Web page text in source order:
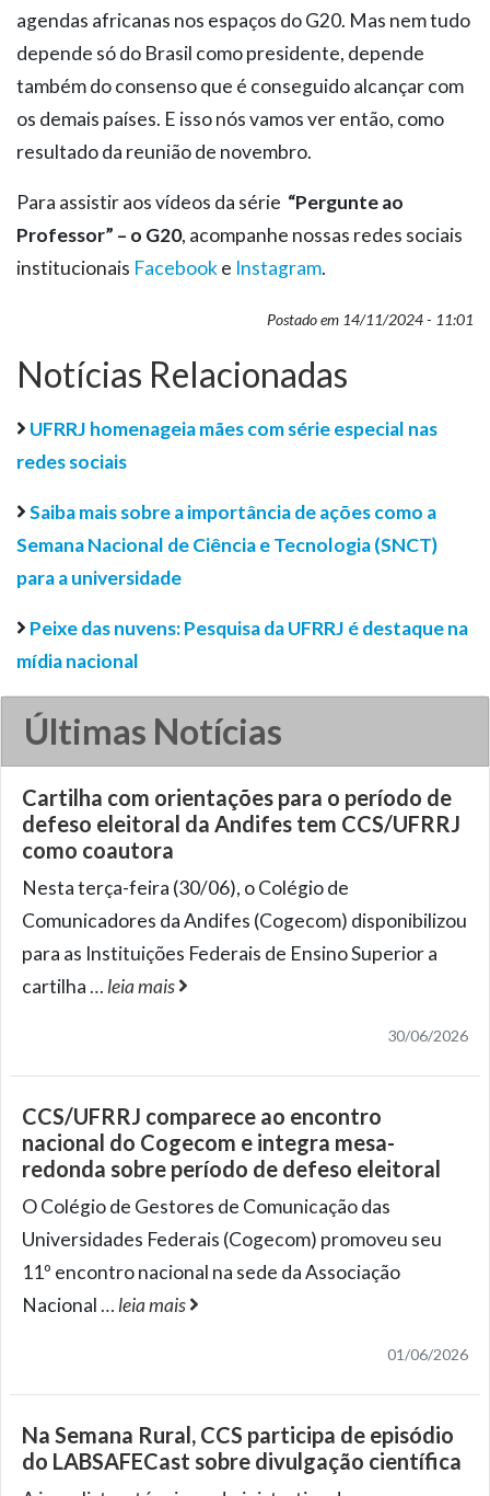
agendas africanas nos espaços do G20. Mas nem tudo
depende só do Brasil como presidente, depende
também do consenso que é conseguido alcançar com
os demais países. E isso nós vamos ver então, como
resultado da reunião de novembro.
Para assistir aos vídeos da série “Pergunte ao
Professor” – o G20, acompanhe nossas redes sociais
institucionais Facebooke Instagram.
Postado em 14/11/2024 - 11:01
Notícias Relacionadas
UFRRJ homenageia mães com série especial nas
redes sociais
Saiba mais sobre a importância de ações como a
Semana Nacional de Ciência e Tecnologia (SNCT)
para a universidade
Peixe das nuvens: Pesquisa da UFRRJ é destaque na
mídia nacional
Últimas Notícias
Cartilha com orientações para o período de
defeso eleitoral da Andifes tem CCS/UFRRJ
como coautora
Nesta terça-feira (30/06), o Colégio de
Comunicadores da Andifes (Cogecom) disponibilizou
para as Instituições Federais de Ensino Superior a
cartilha … leia mais
30/06/2026
CCS/UFRRJ comparece ao encontro
nacional do Cogecom e integra mesa-
redonda sobre período de defeso eleitoral
O Colégio de Gestores de Comunicação das
Universidades Federais (Cogecom) promoveu seu
11º encontro nacional na sede da Associação
Nacional … leia mais
01/06/2026
Na Semana Rural, CCS participa de episódio
do LABSAFECast sobre divulgação científica